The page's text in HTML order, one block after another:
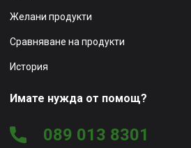
Желани продукти
Сравняване на продукти
История
Имате нужда от помощ?
089 013 8301